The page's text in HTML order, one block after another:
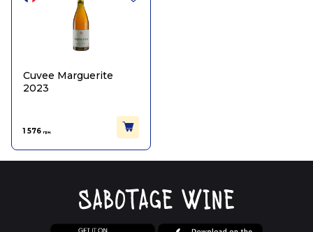
Cuvee Marguerite
2023
1 576 грн.